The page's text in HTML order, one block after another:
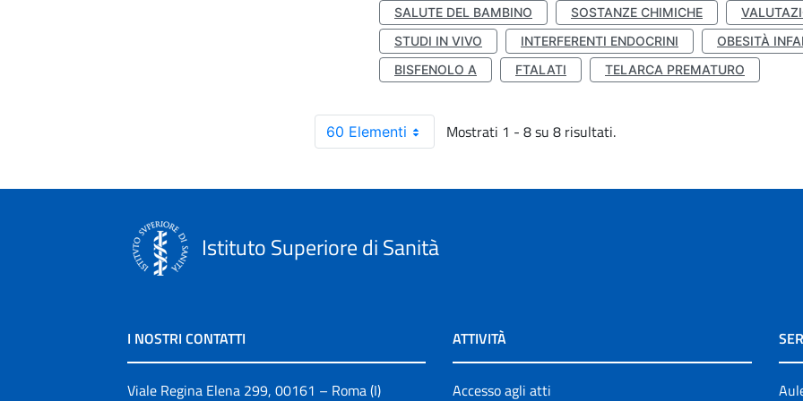
SALUTE DEL BAMBINO
SOSTANZE CHIMICHE
STUDI IN VIVO
INTERFERENTI ENDOCRINI OBESITÀ
BISFENOLO A
FTALATI TELARCA PREMATURO
60 Elementi Mostrati 1 - 8 su 8 risultati.
Istituto Superiore di Sanità
I NOSTRI CONTATTI
Viale Regina Elena 299, 00161 – Roma (I)
ATTIVITÀ
Accesso agli atti